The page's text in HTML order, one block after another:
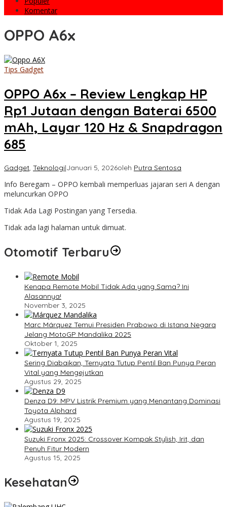
Komentar
OPPO A6x
Tips Gadget
OPPO A6x – Review Lengkap HP
Rp1 Jutaan dengan Baterai 6500
mAh, Layar 120 Hz & Snapdragon
685
Gadget, Teknologi|Januari 5, 2026oleh Putra Sentosa
Info Beregam – OPPO kembali memperluas jajaran seri A dengan
meluncurkan OPPO
Tidak Ada Lagi Postingan yang Tersedia.
Tidak ada lagi halaman untuk dimuat.
Otomotif Terbaru
Kenapa Remote Mobil Tidak Ada yang Sama? Ini
Alasannya!
November 3, 2025
Marc Márquez Temui Presiden Prabowo di Istana Negara
Jelang MotoGP Mandalika 2025
Oktober 1, 2025
Sering Diabaikan, Ternyata Tutup Pentil Ban Punya Peran
Vital yang Mengejutkan
Agustus 29, 2025
Denza D9: MPV Listrik Premium yang Menantang Dominasi
Toyota Alphard
Agustus 19, 2025
Suzuki Fronx 2025: Crossover Kompak Stylish, Irit, dan
Penuh Fitur Modern
Agustus 15, 2025
Kesehatan